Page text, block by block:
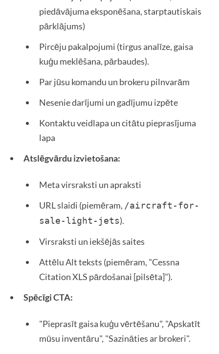
piedāvājuma eksponēšana, starptautiskais
pārklājums)
Pircēju pakalpojumi (tirgus analīze, gaisa
kuģu meklēšana, pārbaudes).
Par jūsu komandu un brokeru pilnvarām
Nesenie darījumi un gadījumu izpēte
Kontaktu veidlapa un citātu pieprasījuma
lapa
Atslēgvārdu izvietošana:
Meta virsraksti un apraksti
URL slaidi (piemēram, /aircraft-for-
sale-light-jets).
Virsraksti un iekšējās saites
Attēlu Alt teksts (piemēram, "Cessna
Citation XLS pārdošanai [pilsēta]").
Spēcīgi CTA:
"Pieprasīt gaisa kuģu vērtēšanu", "Apskatīt
mūsu inventāru", "Sazināties ar brokeri".